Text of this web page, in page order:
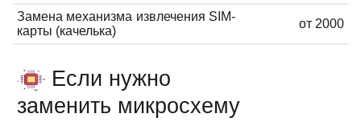
Замена механизма извлечения SIM-
карты (качелька)
от 2000
Если нужно
заменить микросхему